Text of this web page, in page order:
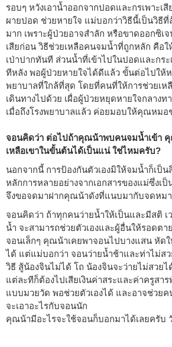
รอบๆ หวังเอาน้ำออกจากปอดและกรเพาะเ
ผายปอด ช่วยหายใจ แม่บอกว่าวิธีนี้เป็นวิธี
มาก เพราะผู้ป่วยอาจสำลัก หรือขาดออกซิเ
เสียก่อน วิธีช่วยเหลือคนจมน้ำที่ถูกหลัก คือ
เป่าปากทันที ส่วนน้ำที่เข้าไปในปอดและกร
ทีหลัง พอผู้ป่วยหายใจได้ดีแล้ว ขั้นต่อไปให้ห
พยาบาลที่ใกล้ที่สุด โดยที่คนที่ให้การช่วยเห
เดินทางไปด้วย เผื่อผู้ป่วยหยุดหายใจกลางท
เมื่อถึงโรงพยาบาลแล้ว ค่อยมอบให้คุณหมอ
จอนคิดว่า ต่อไปถ้าคุณน้าพบคนจมน้ำเข้า
เหลือเขาในขั้นต้นได้เป็นแน่ ใช่ไหมครับ?
นอกจากนี้ การป้องกันตัวเองมิให้จมน้ำก็เป็
หลักการหลายอย่างจากเอกสารของแม่ซึ่งเ
จึงขอจดมาฝากคุณน้าดังที่แนบมากับจดหม
จอนคิดว่า ถ้าทุกคนว่ายน้ำให้เป็นและมีสติ เ
น้ำ จะสามารถช่วยตัวเองและผู้อื่นให้รอดตา
จอนเล็กๆ คุณน้าเคยพาจอนไปบางแสน หัด
ได้ แต่แม่บอกว่า จอนว่ายน้ำช้าและท่าไม่สว
วิธี สู้น้องจินไม่ได้ โถ น้องจินจะว่ายไม่สวยไ
แต่ละทีก็ต้องไปเสียเงินค่าสระและค่าครูสา
แบบมวยวัด พอช่วยตัวเองได้ และอาจช่วย
จะเอาอะไรกับจอนนัก
คุณน้ามีอะไรจะใช้จอนก็บอกมาได้เลยครั